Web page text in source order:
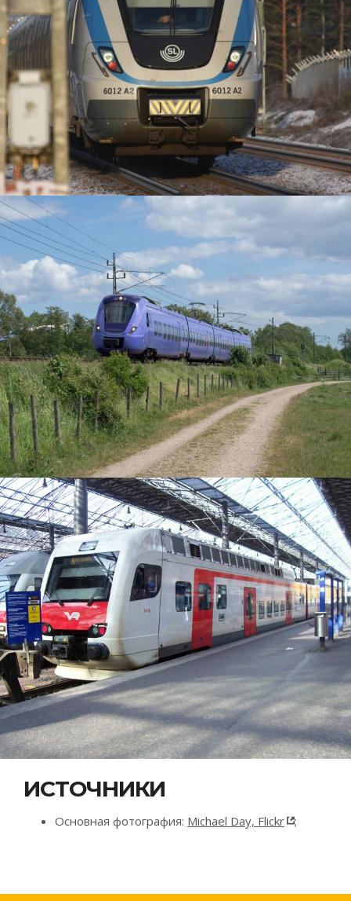
ИСТОЧНИКИ
Основная фотография: Michael Day, Flickr ;